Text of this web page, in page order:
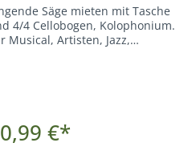
Säge mieten mit Tasche
4/4 Cellobogen, Kolophonium.
Artisten, Jazz,
€*